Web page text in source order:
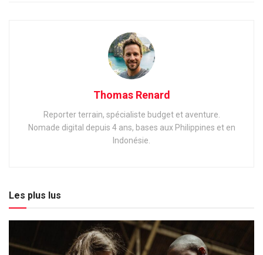
Thomas Renard
Reporter terrain, spécialiste budget et aventure.
Nomade digital depuis 4 ans, bases aux Philippines et en
Indonésie.
Les plus lus